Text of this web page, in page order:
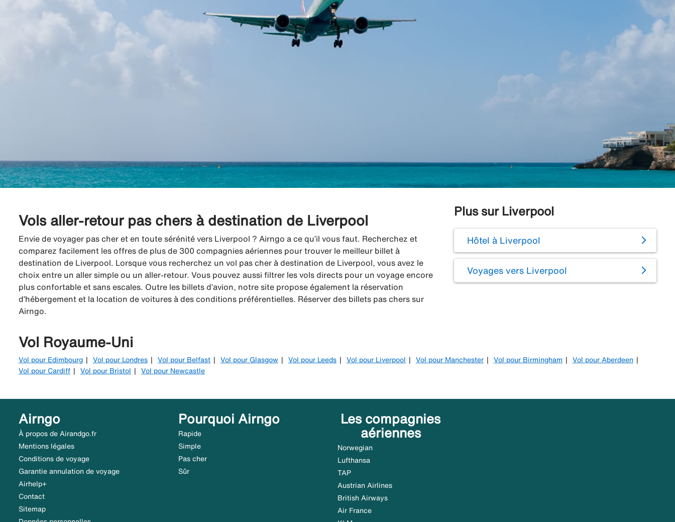
Vols aller-retour pas chers à destination de Liverpool
Envie de voyager pas cher et en toute sérénité vers Liverpool ? Airngo a ce qu’il vous faut. Recherchez et
comparez facilement les offres de plus de 300 compagnies aériennes pour trouver le meilleur billet à
destination de Liverpool. Lorsque vous recherchez un vol pas cher à destination de Liverpool, vous avez le
choix entre un aller simple ou un aller-retour. Vous pouvez aussi filtrer les vols directs pour un voyage encore
plus confortable et sans escales. Outre les billets d’avion, notre site propose également la réservation
d’hébergement et la location de voitures à des conditions préférentielles. Réserver des billets pas chers sur
Airngo.
Plus sur Liverpool
Hôtel à Liverpool
Voyages vers Liverpool
Vol Royaume-Uni
Vol pour Edimbourg Vol pour Londres Vol pour Belfast Vol pour Glasgow Vol pour Leeds Vol pour Liverpool Vol pour Manchester Vol pour Birmingham
Vol pour Aberdeen
Vol pour Cardiff
Vol pour Bristol Vol pour Newcastle
Airngo
À propos de Airandgo.fr
Mentions légales
Conditions de voyage
Garantie annulation de voyage
Airhelp+
Contact
Sitemap
Pourquoi Airngo
Rapide
Simple
Pas cher
Sûr
Les compagnies
aériennes
Norwegian
Lufthansa
TAP
Austrian Airlines
British Airways
Air France